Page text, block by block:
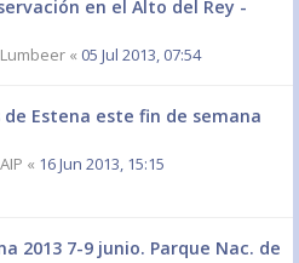
en el Alto del Rey -
Lumbeer « 05 Jul 2013, 07:54
de Estena este fin de semana
AIP « 16 Jun 2013, 15:15
2013 7-9 junio. Parque Nac. de